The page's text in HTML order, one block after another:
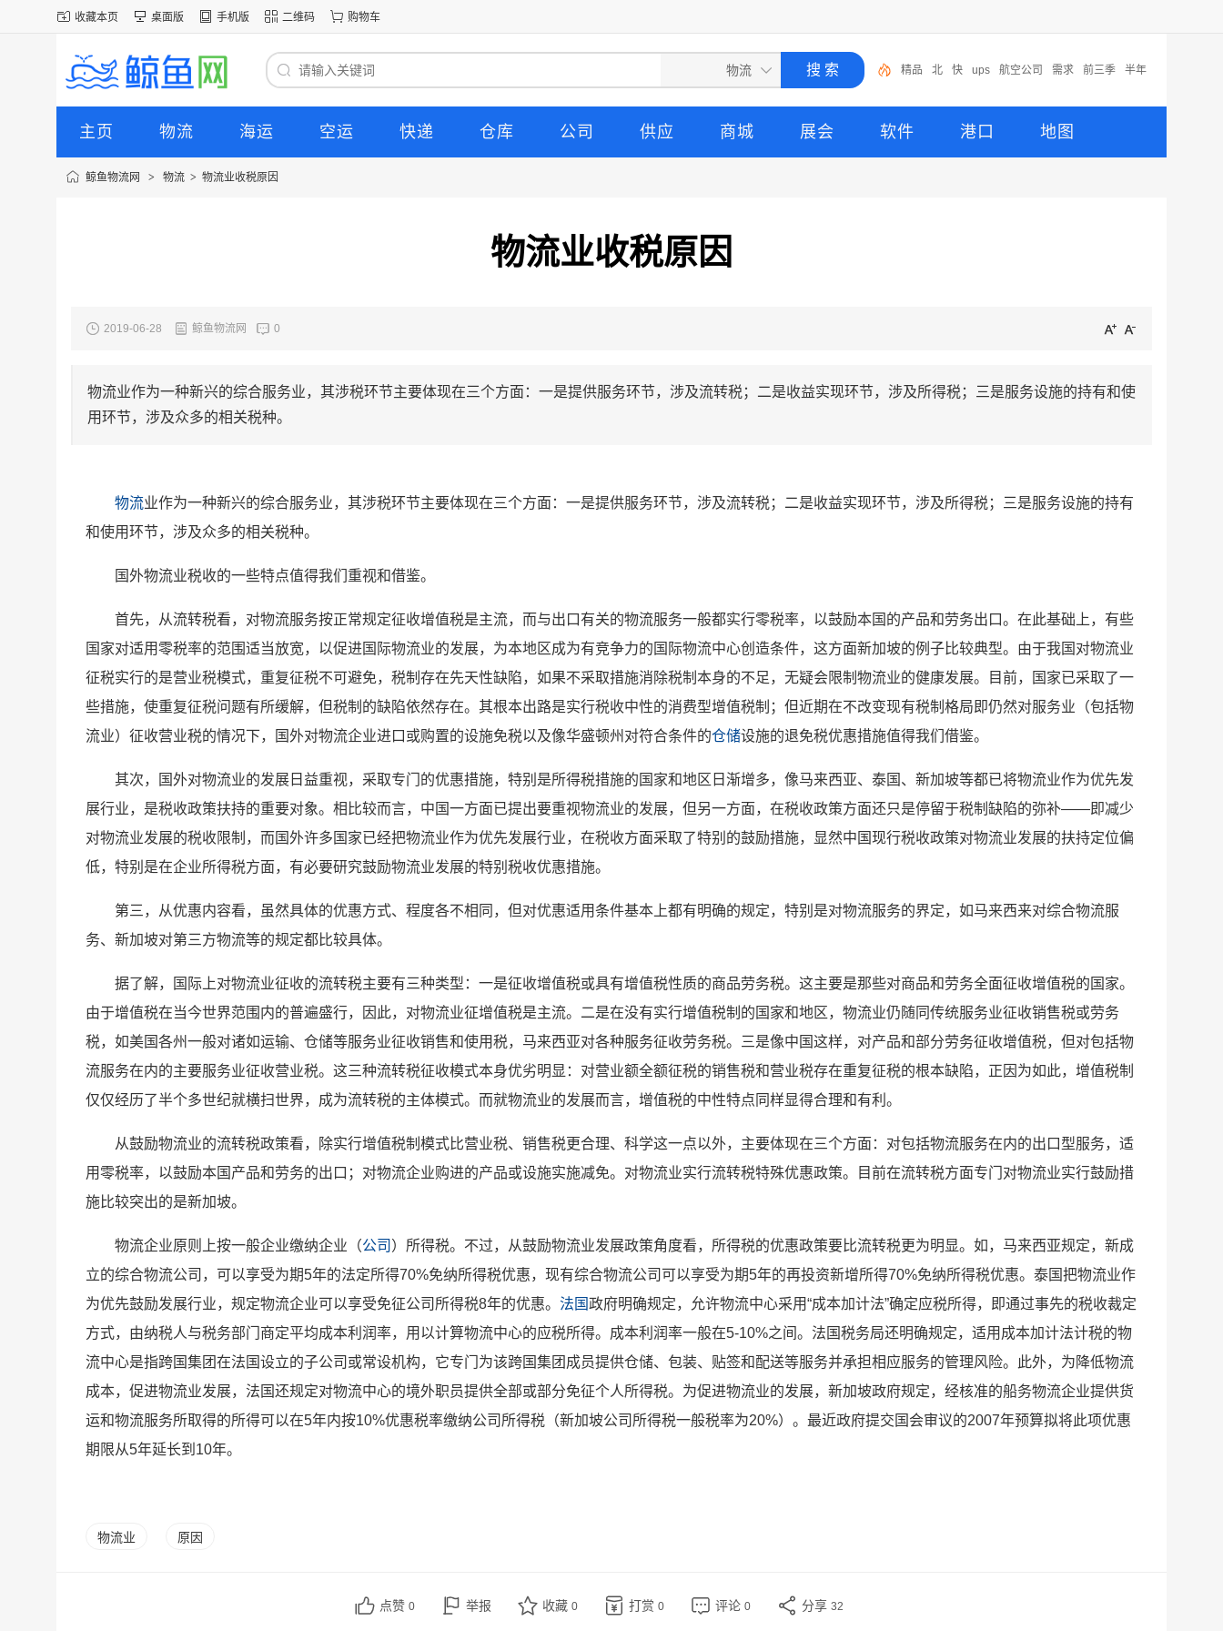
收藏本页 桌面版 手机版 二维码 购物车
精品 北 快 ups 航空公司 需求 前三季 半年
出省 综保区
主页 物流 海运 空运 快递 仓库 公司 供应 商城 展会 软件 港口 地图
鲸鱼物流网 > 物流 > 物流业收税原因
物流业收税原因
2019-06-28 鲸鱼物流网 0
物流业作为一种新兴的综合服务业，其涉税环节主要体现在三个方面：一是提供服务环节，涉及流转税；二是收益实现环节，涉及所得税；三是服务设施的持有和使
用环节，涉及众多的相关税种。
物流业作为一种新兴的综合服务业，其涉税环节主要体现在三个方面：一是提供服务环节，涉及流转税；二是收益实现环节，涉及所得税；三是服务设施的持有
和使用环节，涉及众多的相关税种。
国外物流业税收的一些特点值得我们重视和借鉴。
首先，从流转税看，对物流服务按正常规定征收增值税是主流，而与出口有关的物流服务一般都实行零税率，以鼓励本国的产品和劳务出口。在此基础上，有些
国家对适用零税率的范围适当放宽，以促进国际物流业的发展，为本地区成为有竞争力的国际物流中心创造条件，这方面新加坡的例子比较典型。由于我国对物流业
征税实行的是营业税模式，重复征税不可避免，税制存在先天性缺陷，如果不采取措施消除税制本身的不足，无疑会限制物流业的健康发展。目前，国家已采取了一
些措施，使重复征税问题有所缓解，但税制的缺陷依然存在。其根本出路是实行税收中性的消费型增值税制；但近期在不改变现有税制格局即仍然对服务业（包括物
流业）征收营业税的情况下，国外对物流企业进口或购置的设施免税以及像华盛顿州对符合条件的仓储设施的退免税优惠措施值得我们借鉴。
其次，国外对物流业的发展日益重视，采取专门的优惠措施，特别是所得税措施的国家和地区日渐增多，像马来西亚、泰国、新加坡等都已将物流业作为优先发
展行业，是税收政策扶持的重要对象。相比较而言，中国一方面已提出要重视物流业的发展，但另一方面，在税收政策方面还只是停留于税制缺陷的弥补——即减少
对物流业发展的税收限制，而国外许多国家已经把物流业作为优先发展行业，在税收方面采取了特别的鼓励措施，显然中国现行税收政策对物流业发展的扶持定位偏
低，特别是在企业所得税方面，有必要研究鼓励物流业发展的特别税收优惠措施。
第三，从优惠内容看，虽然具体的优惠方式、程度各不相同，但对优惠适用条件基本上都有明确的规定，特别是对物流服务的界定，如马来西来对综合物流服
务、新加坡对第三方物流等的规定都比较具体。
据了解，国际上对物流业征收的流转税主要有三种类型：一是征收增值税或具有增值税性质的商品劳务税。这主要是那些对商品和劳务全面征收增值税的国家。
由于增值税在当今世界范围内的普遍盛行，因此，对物流业征增值税是主流。二是在没有实行增值税制的国家和地区，物流业仍随同传统服务业征收销售税或劳务
税，如美国各州一般对诸如运输、仓储等服务业征收销售和使用税，马来西亚对各种服务征收劳务税。三是像中国这样，对产品和部分劳务征收增值税，但对包括物
流服务在内的主要服务业征收营业税。这三种流转税征收模式本身优劣明显：对营业额全额征税的销售税和营业税存在重复征税的根本缺陷，正因为如此，增值税制
仅仅经历了半个多世纪就横扫世界，成为流转税的主体模式。而就物流业的发展而言，增值税的中性特点同样显得合理和有利。
从鼓励物流业的流转税政策看，除实行增值税制模式比营业税、销售税更合理、科学这一点以外，主要体现在三个方面：对包括物流服务在内的出口型服务，适
用零税率，以鼓励本国产品和劳务的出口；对物流企业购进的产品或设施实施减免。对物流业实行流转税特殊优惠政策。目前在流转税方面专门对物流业实行鼓励措
施比较突出的是新加坡。
物流企业原则上按一般企业缴纳企业（公司 ）所得税。不过，从鼓励物流业发展政策角度看，所得税的优惠政策要比流转税更为明显。如，马来西亚规定，新成
立的综合物流公司，可以享受为期5年的法定所得70%免纳所得税优惠，现有综合物流公司可以享受为期5年的再投资新增所得70%免纳所得税优惠。泰国把物流业作
为优先鼓励发展行业，规定物流企业可以享受免征公司所得税8年的优惠。 法国政府明确规定，允许物流中心采用“成本加计法”确定应税所得，即通过事先的税收裁定
方式，由纳税人与税务部门商定平均成本利润率，用以计算物流中心的应税所得。成本利润率一般在5-10%之间。法国税务局还明确规定，适用成本加计法计税的物
流中心是指跨国集团在法国设立的子公司或常设机构，它专门为该跨国集团成员提供仓储、包装、贴签和配送等服务并承担相应服务的管理风险。此外，为降低物流
成本，促进物流业发展，法国还规定对物流中心的境外职员提供全部或部分免征个人所得税。为促进物流业的发展，新加坡政府规定，经核准的船务物流企业提供货
运和物流服务所取得的所得可以在5年内按10%优惠税率缴纳公司所得税（新加坡公司所得税一般税率为20%）。最近政府提交国会审议的2007年预算拟将此项优惠
期限从5年延长到10年。
物流业 原因
点赞 0 举报 收藏 0 打赏 0 评论 0 分享 32